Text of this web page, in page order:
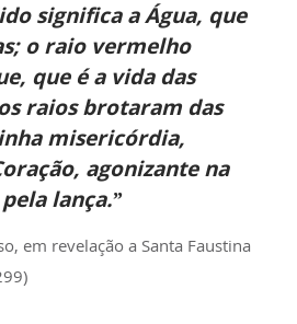
significa a Água, que
o raio vermelho
que é a vida das
raios brotaram das
misericórdia,
agonizante na
lança.”
em revelação a Santa Faustina